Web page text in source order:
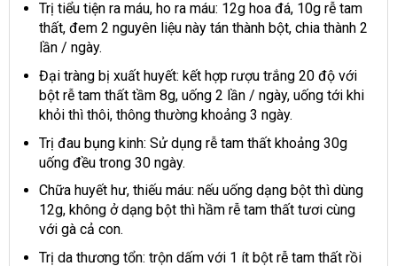
Trị tiểu tiện ra máu, ho ra máu: 12g hoa đá, 10g rễ tam
thất, đem 2 nguyên liệu này tán thành bột, chia thành 2
lần / ngày.
Đại tràng bị xuất huyết: kết hợp rượu trắng 20 độ với
bột rễ tam thất tầm 8g, uống 2 lần / ngày, uống tới khi
khỏi thì thôi, thông thường khoảng 3 ngày.
Trị đau bụng kinh: Sử dụng rễ tam thất khoảng 30g
uống đều trong 30 ngày.
Chữa huyết hư, thiếu máu: nếu uống dạng bột thì dùng
12g, không ở dạng bột thì hầm rễ tam thất tươi cùng
với gà cả con.
Trị da thương tổn: trộn dấm với 1 ít bột rễ tam thất rồi